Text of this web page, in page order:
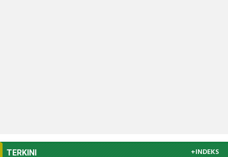
TERKINI +INDEKS